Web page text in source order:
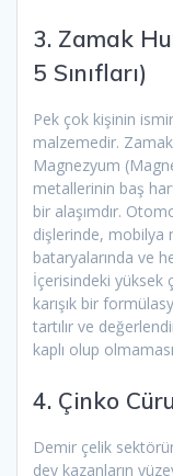
3. Zamak
5 Sınıfları)
Pek çok kişinin
malzemedir.
Magnezyum
metallerinin baş
bir alaşımdır.
dişlerinde, mobilya
bataryalarında ve
İçerisindeki yüksek
karışık bir
tartılır ve
kaplı olup
4. Çinko
Demir çelik
dev kazanların